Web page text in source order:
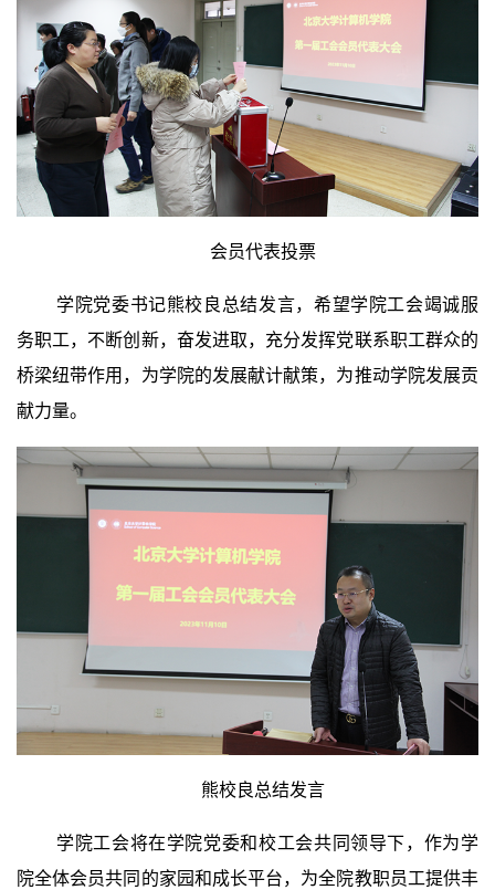
会员代表投票
学院党委书记熊校良总结发言，希望学院工会竭诚服
务职工，不断创新，奋发进取，充分发挥党联系职工群众的
桥梁纽带作用，为学院的发展献计献策，为推动学院发展贡
献力量。
熊校良总结发言
学院工会将在学院党委和校工会共同领导下，作为学
院全体会员共同的家园和成长平台，为全院教职员工提供丰